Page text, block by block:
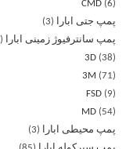
CMD 6
پمپ جتی ابارا
3
پمپ سانترفیوژ زمینی ابارا
3D 38
3M
71
FSD
9
MD
54
پمپ محیطی ابارا
3